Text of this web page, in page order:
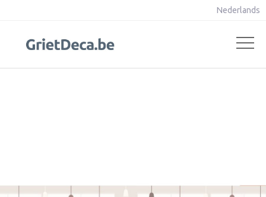
Nederlands